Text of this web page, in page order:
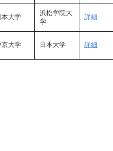
本大学
浜松学院大
学
詳細
京大学 日本大学 詳細